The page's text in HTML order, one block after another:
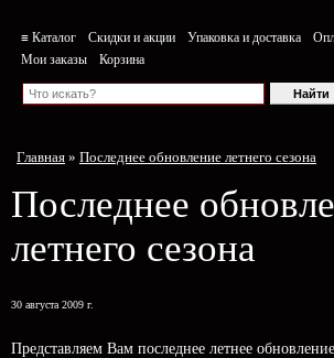
≡ Каталог Скидки и акции Упаковка и доставка
Мои заказы
Корзина
Главная » Последнее обновление летнего сезона
Последнее
летнего сезона
30 августа 2009 г.
Представляем Вам последнее летнее